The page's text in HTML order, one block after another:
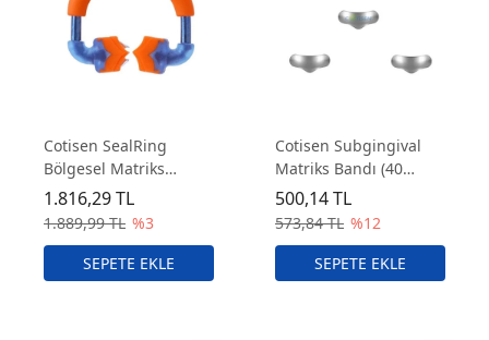
Cotisen SealRing
Bölgesel Matriks
Yüzüğü – Kompozit
Restorasyonlar İçin
Dental Matriks Sistemi
1.889,99 TL %3
1.816,29 TL
Cotisen Subgingival
Matriks Bandı (40
Adet) – Large (L) Boy
573,84 TL %12
500,14 TL